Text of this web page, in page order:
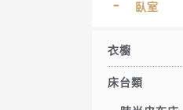
臥室
衣櫥
床台類